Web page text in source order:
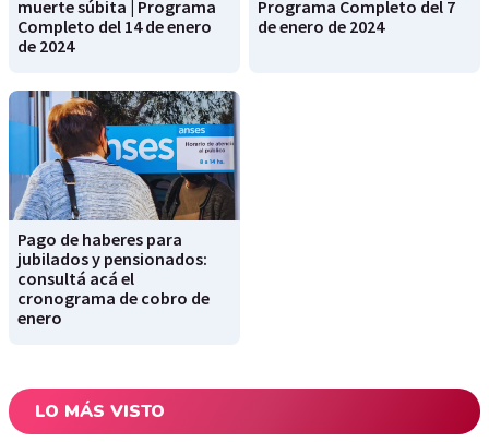
muerte súbita | Programa
Completo del 14 de enero
de 2024
Programa Completo del 7
de enero de 2024
Pago de haberes para
jubilados y pensionados:
consultá acá el
cronograma de cobro de
enero
LO MÁS VISTO